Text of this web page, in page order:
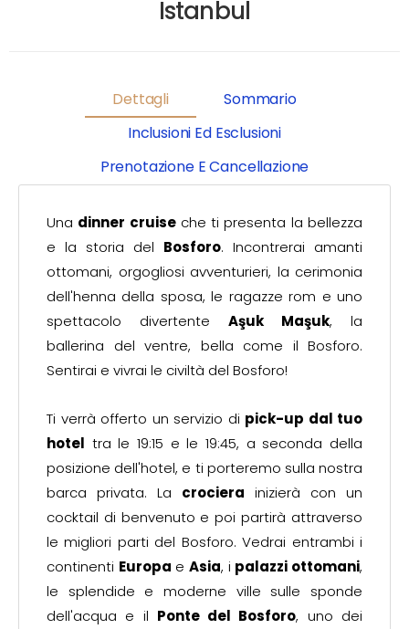
Istanbul
Dettagli
Sommario
Inclusioni Ed Esclusioni
Prenotazione E Cancellazione
Una dinner cruiseche ti presenta la bellezza
e la storia del Bosforo. Incontrerai amanti
ottomani, orgogliosi avventurieri, la cerimonia
dell'henna della sposa, le ragazze rom e uno
spettacolo divertente Aşuk Maşuk, la
ballerina del ventre, bella come il Bosforo.
Sentirai e vivrai le civiltà del Bosforo!
Ti verrà offerto un servizio di pick-up dal tuo
hotel tra le 19:15 e le 19:45, a seconda della
posizione dell'hotel, e ti porteremo sulla nostra
barca privata. La crociera inizierà con un
cocktail di benvenuto e poi partirà attraverso
le migliori parti del Bosforo. Vedrai entrambi i
continenti Europa eAsia, i palazzi ottomani,
le splendide e moderne ville sulle sponde
dell'acqua e il Ponte del Bosforo, uno dei